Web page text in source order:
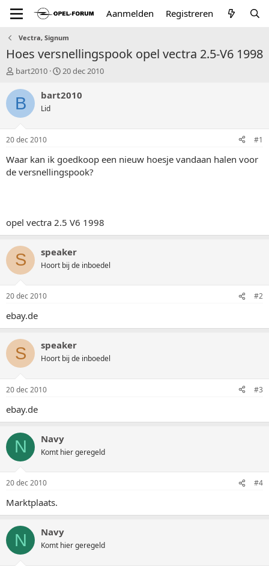
Aanmelden Registreren
Vectra, Signum
Hoes versnellingspook opel vectra 2.5-V6 1998
T
p
a
r
e
bart2010
S
a
u
20 dec 2010
B bart2010
Lid
20 dec 2010 #1
Waar kan ik goedkoop een nieuw hoesje vandaan halen voor
de versnellingspook?
opel vectra 2.5 V6 1998
S speaker
Hoort bij de inboedel
20 dec 2010 #2
ebay.de
S speaker
Hoort bij de inboedel
20 dec 2010 #3
ebay.de
N Navy
Komt hier geregeld
20 dec 2010 #4
Marktplaats.
N Navy
Komt hier geregeld